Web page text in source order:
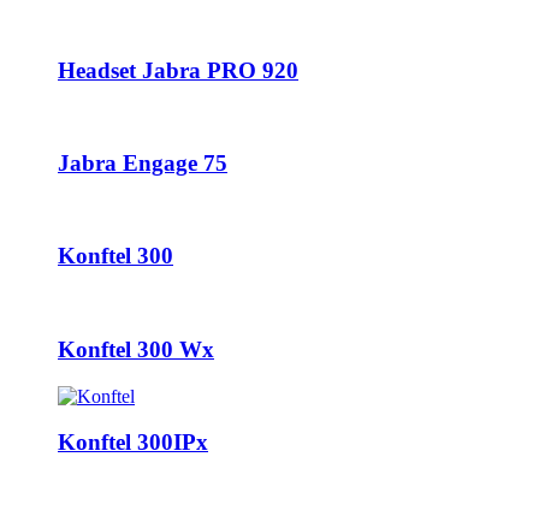
Headset Jabra PRO 920
Jabra Engage 75
Konftel 300
Konftel 300 Wx
Konftel 300IPx